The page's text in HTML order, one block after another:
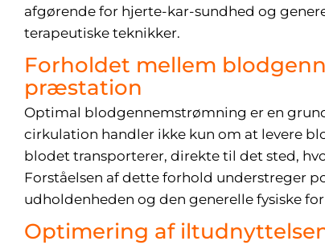
afgørende for hjerte-kar-sundhed og
terapeutiske teknikker.
Forholdet mellem
præstation
Optimal blodgennemstrømning er en
cirkulation handler ikke kun om at levere
blodet transporterer, direkte til det sted,
Forståelsen af dette forhold understreger
udholdenheden og den generelle fysiske
Optimering af